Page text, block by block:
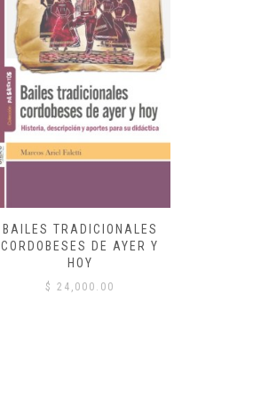
BAILES TRADICIONALES
CORDOBESES DE AYER Y
HOY
$ 24,000.00